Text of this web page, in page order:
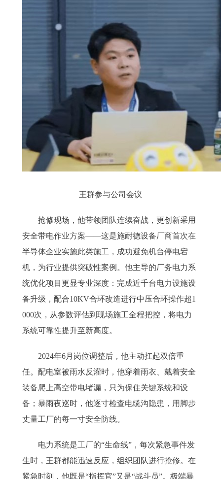
王群参与公司会议
抢修现场，他带领团队连续奋战，更创新采用
安全带电作业方案——这是施耐德设备厂商首次在
半导体企业实施此类施工，成功避免机台停电宕
机，为行业提供突破性案例。他主导的厂务电力系
统优化项目更显专业深度：完成近千台电力设施设
备升级，配合10KV合环改造进行中压合环操作超1
000次，从参数评估到现场施工全程把控，将电力
系统可靠性提升至新高度。
2024年6月岗位调整后，他主动扛起双倍重
任。配电室被雨水反灌时，他穿着雨衣、戴着安全
装备爬上高空带电堵漏，只为保住关键系统和设
备；暴雨夜巡时，他逐寸检查电缆沟隐患，用脚步
丈量工厂的每一寸安全防线。
电力系统是工厂的“生命线”，每次紧急事件发
生时，王群都能迅速反应，组织团队进行抢修。在
紧急时刻，他既是“指挥官”又是“战斗员”。极端暴